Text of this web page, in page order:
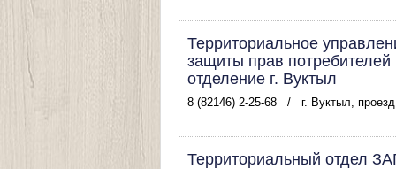
Территориальное
защиты прав потребителей
отделение г. Вуктыл
8 (82146) 2-25-68 / г. Вуктыл,
Территориальный отдел